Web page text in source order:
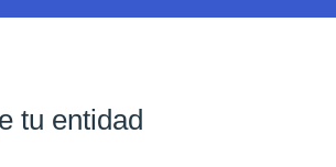
tu entidad